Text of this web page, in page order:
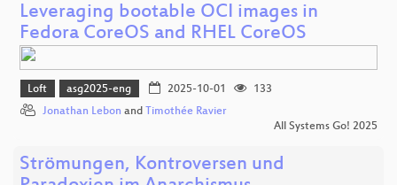
Leveraging bootable OCI images in
Fedora CoreOS and RHEL CoreOS
Loft asg2025-eng 2025-10-01
133
Jonathan Lebon and Timothée Ravier
All Systems Go! 2025
Strömungen, Kontroversen und